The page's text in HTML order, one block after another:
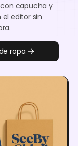
capucha y
editor sin
ropa